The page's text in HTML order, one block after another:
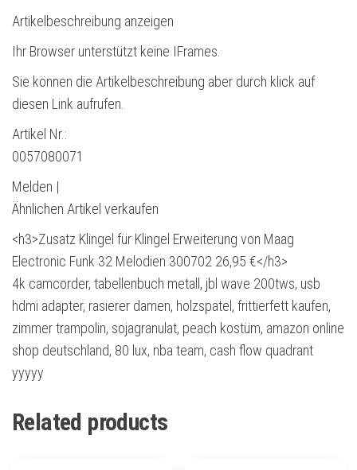
Artikelbeschreibung anzeigen
Ihr Browser unterstützt keine IFrames.
Sie können die Artikelbeschreibung aber durch klick auf
diesen Link aufrufen.
Artikel Nr.:
0057080071
Melden |
Ähnlichen Artikel verkaufen
<h3>Zusatz Klingel für Klingel Erweiterung von Maag
Electronic Funk 32 Melodien 300702 26,95 €</h3>
4k camcorder, tabellenbuch metall, jbl wave 200tws, usb
hdmi adapter, rasierer damen, holzspatel, frittierfett kaufen,
zimmer trampolin, sojagranulat, peach kostüm, amazon online
shop deutschland, 80 lux, nba team, cash flow quadrant
yyyyy
Related products